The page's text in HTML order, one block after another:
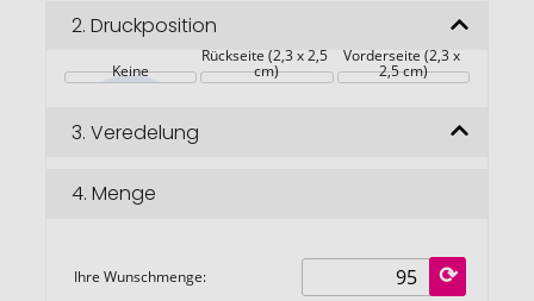
2. Druckposition
Keine
Rückseite (2,3 x 2,5
cm)
Vorderseite (2,3 x
2,5 cm)
3. Veredelung
4. Menge
Ihre Wunschmenge: